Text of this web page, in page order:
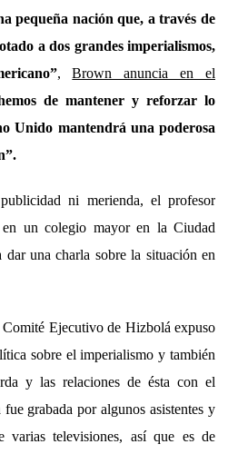
pequeña nación que, a través de
a dos grandes imperialismos,
,Brown anuncia en el
de mantener y reforzar lo
Unido mantendrá una poderosa
ni merienda, el profesor
en un colegio mayor en la Ciudad
una charla sobre la situación en
Ejecutivo de Hizbolá expuso
sobre el imperialismo y también
y las relaciones de ésta con el
grabada por algunos asistentes y
varias televisiones, así que es de